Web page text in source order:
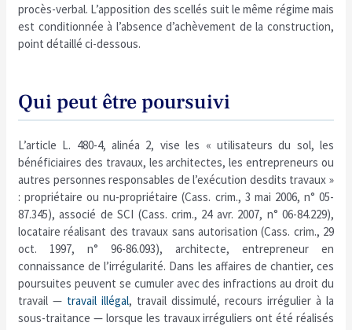
procès-verbal. L’apposition des scellés suit le même régime mais
est conditionnée à l’absence d’achèvement de la construction,
point détaillé ci-dessous.
Qui peut être poursuivi
L’article L. 480-4, alinéa 2, vise les « utilisateurs du sol, les
bénéficiaires des travaux, les architectes, les entrepreneurs ou
autres personnes responsables de l’exécution desdits travaux »
: propriétaire ou nu-propriétaire (Cass. crim., 3 mai 2006, n° 05-
87.345), associé de SCI (Cass. crim., 24 avr. 2007, n° 06-84.229),
locataire réalisant des travaux sans autorisation (Cass. crim., 29
oct. 1997, n° 96-86.093), architecte, entrepreneur en
connaissance de l’irrégularité. Dans les affaires de chantier, ces
poursuites peuvent se cumuler avec des infractions au droit du
travail — travail illégal, travail dissimulé, recours irrégulier à la
sous-traitance — lorsque les travaux irréguliers ont été réalisés